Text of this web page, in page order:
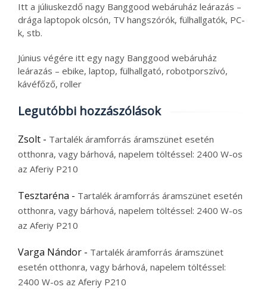
Itt a júliuskezdő nagy Banggood webáruház leárazás –
drága laptopok olcsón, TV hangszórók, fülhallgatók, PC-
k, stb.
Június végére itt egy nagy Banggood webáruház
leárazás – ebike, laptop, fülhallgató, robotporszívó,
kávéfőző, roller
Legutóbbi hozzászólások
Zsolt - Tartalék áramforrás áramszünet esetén
otthonra, vagy bárhová, napelem töltéssel: 2400 W-os
az Aferiy P210
Tesztaréna - Tartalék áramforrás áramszünet esetén
otthonra, vagy bárhová, napelem töltéssel: 2400 W-os
az Aferiy P210
Varga Nándor - Tartalék áramforrás áramszünet
esetén otthonra, vagy bárhová, napelem töltéssel:
2400 W-os az Aferiy P210